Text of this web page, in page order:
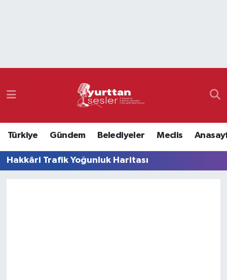
Türkiye Gündem Belediyeler Meclis
Hakkâri Trafik Yoğunluk Haritası
Namaz Vakitleri
Süper Lig Puan Durumu ve Fikstür